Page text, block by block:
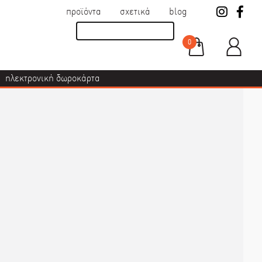
προϊόντα σχετικά blog
0
ηλεκτρονική δωροκάρτα